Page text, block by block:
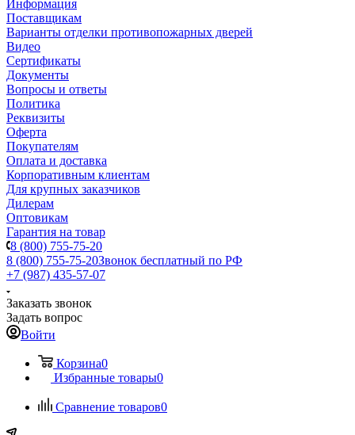
Информация
Поставщикам
Варианты отделки противопожарных дверей
Видео
Сертификаты
Документы
Вопросы и ответы
Политика
Реквизиты
Оферта
Покупателям
Оплата и доставка
Корпоративным клиентам
Для крупных заказчиков
Дилерам
Оптовикам
Гарантия на товар
8 (800) 755-75-20
8 (800) 755-75-20Звонок бесплатный по РФ
+7 (987) 435-57-07
Заказать звонок
Задать вопрос
Войти
Корзина0
Избранные товары0
Сравнение товаров0